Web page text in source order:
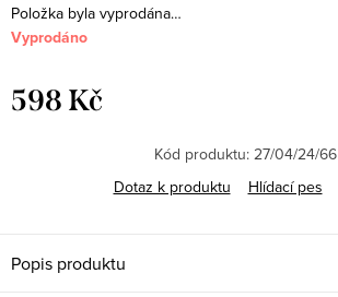
Položka byla vyprodána…
Vyprodáno
598 Kč
Kód produktu: 27/04/24/66
Dotaz k produktu
Hlídací pes
Popis produktu